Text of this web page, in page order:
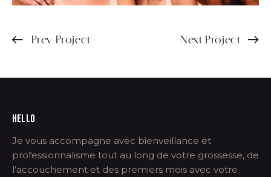
Prev Project Next Project
HELLO
Je vous accompagne avec bienveillance et
professionnalisme tout au long de votre grossesse, de
l’accouchement et des premiers mois avec votre